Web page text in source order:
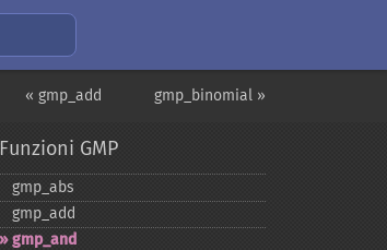
gmp_binomial »
« gmp_add
Funzioni GMP
gmp_​abs
gmp_​add
gmp_​and